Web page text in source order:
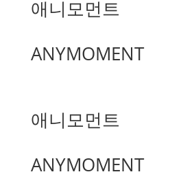
애니모먼트
ANYMOMENT
애니모먼트
ANYMOMENT